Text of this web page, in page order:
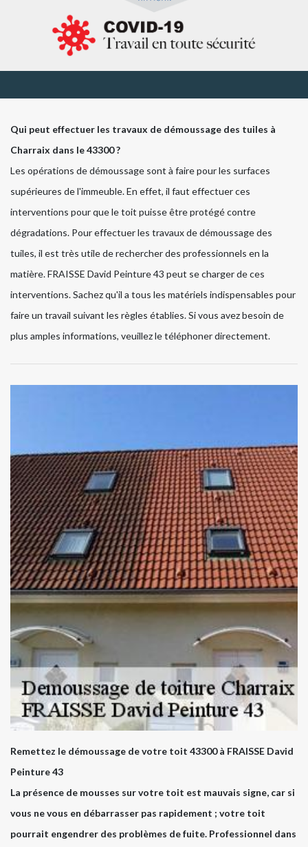
Qui peut effectuer les travaux de démoussage des tuiles à
Charraix dans le 43300 ?
Les opérations de démoussage sont à faire pour les surfaces
supérieures de l'immeuble. En effet, il faut effectuer ces
interventions pour que le toit puisse être protégé contre
dégradations. Pour effectuer les travaux de démoussage des
tuiles, il est très utile de rechercher des professionnels en la
matière. FRAISSE David Peinture 43 peut se charger de ces
interventions. Sachez qu'il a tous les matériels indispensables pour
faire un travail suivant les règles établies. Si vous avez besoin de
plus amples informations, veuillez le téléphoner directement.
Remettez le démoussage de votre toit 43300 à FRAISSE David
Peinture 43
La présence de mousses sur votre toit est mauvais signe, car si
vous ne vous en débarrasser pas rapidement ; votre toit
pourrait engendrer des problèmes de fuite. Professionnel dans